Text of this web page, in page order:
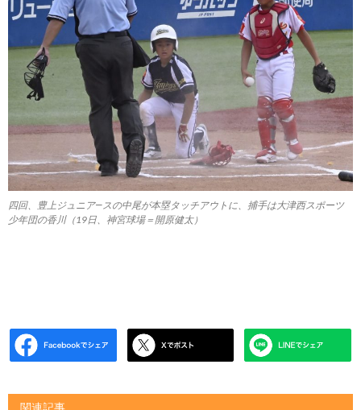
四回、豊上ジュニア―スの中尾が本塁タッチアウトに、捕手は大津西スポーツ
少年団の香川（19日、神宮球場＝開原健太）
関連記事